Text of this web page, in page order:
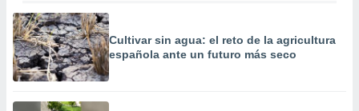
Cultivar sin agua: el reto de la agricultura
española ante un futuro más seco